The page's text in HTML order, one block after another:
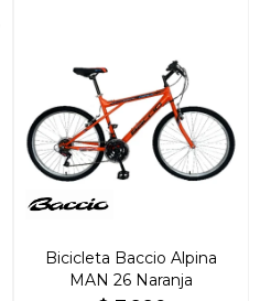
Bicicleta Baccio Alpina
MAN 26 Naranja